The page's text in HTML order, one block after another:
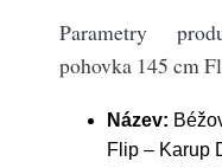
Parametry
pohovka 145 cm
Název:
Flip – Karup